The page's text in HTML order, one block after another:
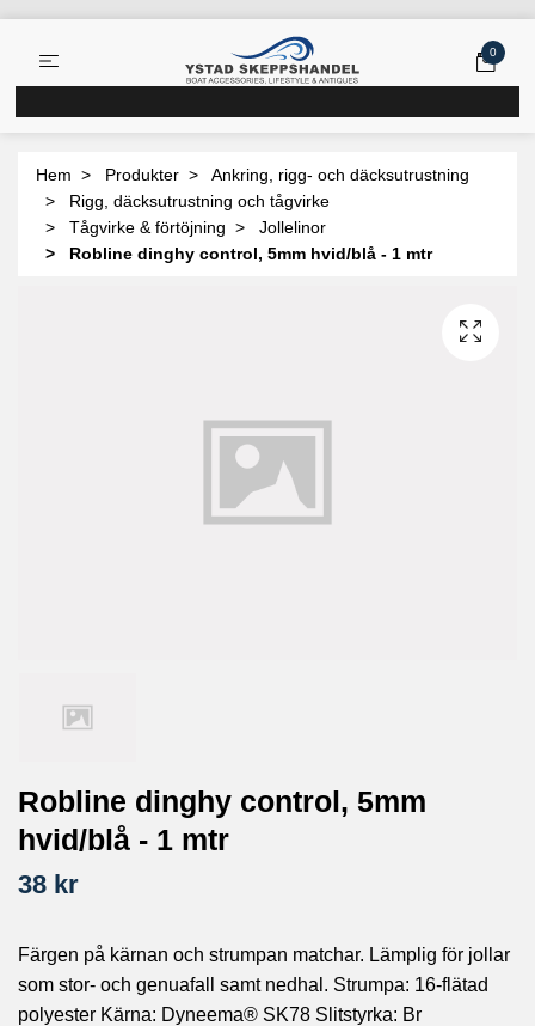
0
Hem Produkter
Ankring, rigg- och däcksutrustning
Rigg, däcksutrustning och tågvirke
Tågvirke & förtöjning
Jollelinor
Robline dinghy control, 5mm hvid/blå - 1 mtr
Robline dinghy control, 5mm
hvid/blå - 1 mtr
38 kr
Färgen på kärnan och strumpan matchar. Lämplig för jollar
som stor- och genuafall samt nedhal. Strumpa: 16-flätad
polyester Kärna: Dyneema® SK78 Slitstyrka: Br